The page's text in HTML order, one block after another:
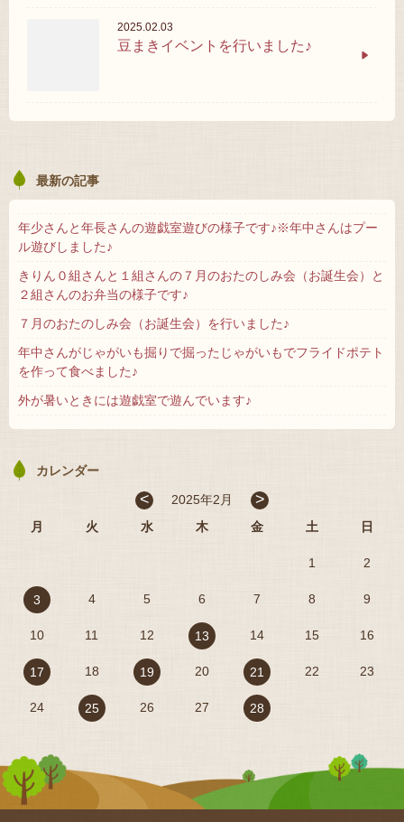
2025.02.03
豆まきイベントを行いました♪
最新の記事
年少さんと年長さんの遊戯室遊びの様子です♪※年中さんはプー
ル遊びしました♪
きりん０組さんと１組さんの７月のおたのしみ会（お誕生会）と
２組さんのお弁当の様子です♪
７月のおたのしみ会（お誕生会）を行いました♪
年中さんがじゃがいも掘りで掘ったじゃがいもでフライドポテト
を作って食べました♪
外が暑いときには遊戯室で遊んでいます♪
カレンダー
< 2025年2月 >
月 火 水 木 金 土 日
1 2
3 4 5 6 7 8 9
10 11 12 13 14 15 16
17 18 19 20 21 22 23
24 25 26 27 28